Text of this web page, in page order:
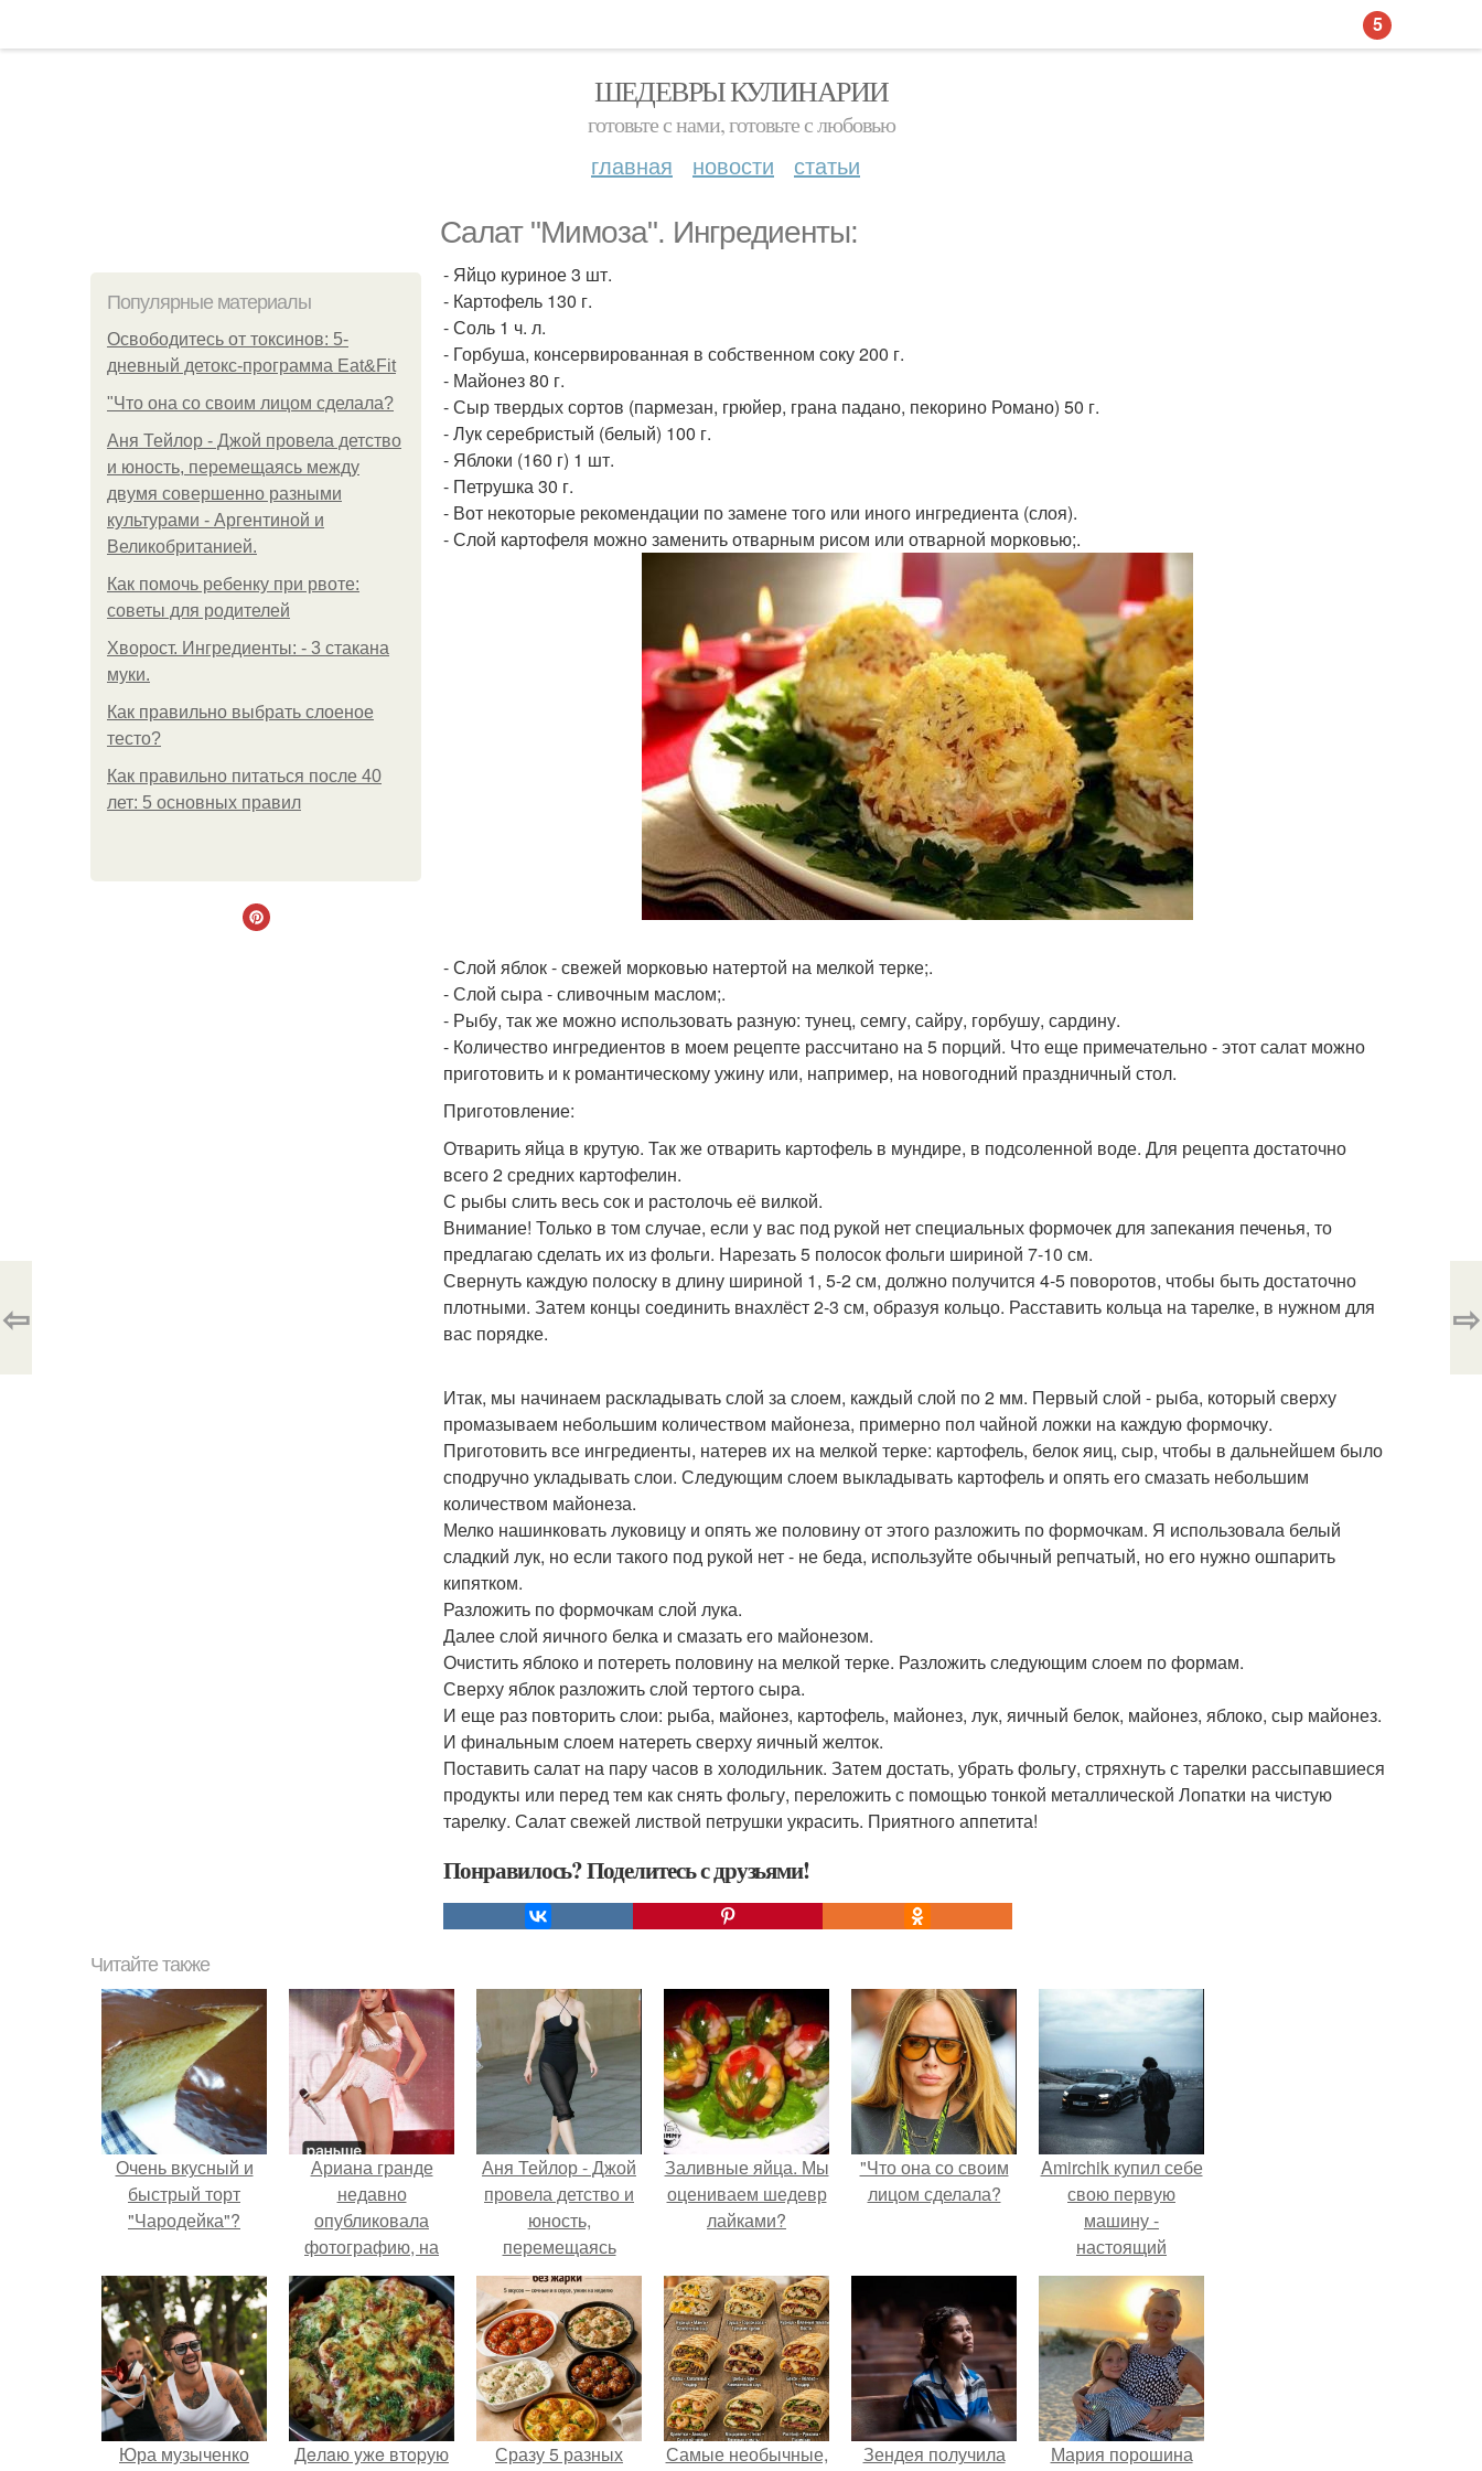
ШЕДЕВРЫ КУЛИНАРИИ
готовьте с нами, готовьте с любовью
главная новости статьи
Салат "Мимоза". Ингредиенты:
Популярные материалы
Освободитесь от токсинов: 5-
дневный детокс-программа Eat&Fit
"Что она со своим лицом сделала?
Аня Тейлор - Джой провела детство
и юность, перемещаясь между
двумя совершенно разными
культурами - Аргентиной и
Великобританией.
Как помочь ребенку при рвоте:
советы для родителей
Хворост. Ингредиенты: - 3 стакана
муки.
Как правильно выбрать слоеное
тесто?
Как правильно питаться после 40
лет: 5 основных правил
- Яйцо куриное 3 шт.
- Картофель 130 г.
- Соль 1 ч. л.
- Горбуша, консервированная в собственном соку 200 г.
- Майонез 80 г.
- Сыр твердых сортов (пармезан, грюйер, грана падано, пекорино Романо) 50 г.
- Лук серебристый (белый) 100 г.
- Яблоки (160 г) 1 шт.
- Петрушка 30 г.
- Вот некоторые рекомендации по замене того или иного ингредиента (слоя).
- Слой картофеля можно заменить отварным рисом или отварной морковью;.
- Слой яблок - свежей морковью натертой на мелкой терке;.
- Слой сыра - сливочным маслом;.
- Рыбу, так же можно использовать разную: тунец, семгу, сайру, горбушу, сардину.
- Количество ингредиентов в моем рецепте рассчитано на 5 порций. Что еще примечательно - этот салат можно
приготовить и к романтическому ужину или, например, на новогодний праздничный стол.
Приготовление:
Отварить яйца в крутую. Так же отварить картофель в мундире, в подсоленной воде. Для рецепта достаточно
всего 2 средних картофелин.
С рыбы слить весь сок и растолочь её вилкой.
Внимание! Только в том случае, если у вас под рукой нет специальных формочек для запекания печенья, то
предлагаю сделать их из фольги. Нарезать 5 полосок фольги шириной 7-10 см.
Свернуть каждую полоску в длину шириной 1, 5-2 см, должно получится 4-5 поворотов, чтобы быть достаточно
плотными. Затем концы соединить внахлёст 2-3 см, образуя кольцо. Расставить кольца на тарелке, в нужном для
вас порядке.
Итак, мы начинаем раскладывать слой за слоем, каждый слой по 2 мм. Первый слой - рыба, который сверху
промазываем небольшим количеством майонеза, примерно пол чайной ложки на каждую формочку.
Приготовить все ингредиенты, натерев их на мелкой терке: картофель, белок яиц, сыр, чтобы в дальнейшем было
сподручно укладывать слои. Следующим слоем выкладывать картофель и опять его смазать небольшим
количеством майонеза.
Мелко нашинковать луковицу и опять же половину от этого разложить по формочкам. Я использовала белый
сладкий лук, но если такого под рукой нет - не беда, используйте обычный репчатый, но его нужно ошпарить
кипятком.
Разложить по формочкам слой лука.
Далее слой яичного белка и смазать его майонезом.
Очистить яблоко и потереть половину на мелкой терке. Разложить следующим слоем по формам.
Сверху яблок разложить слой тертого сыра.
И еще раз повторить слои: рыба, майонез, картофель, майонез, лук, яичный белок, майонез, яблоко, сыр майонез.
И финальным слоем натереть сверху яичный желток.
Поставить салат на пару часов в холодильник. Затем достать, убрать фольгу, стряхнуть с тарелки рассыпавшиеся
продукты или перед тем как снять фольгу, переложить с помощью тонкой металлической Лопатки на чистую
тарелку. Салат свежей листвой петрушки украсить. Приятного аппетита!
Понравилось? Поделитесь с друзьями!
⇦ ⇨
Читайте также
Очень вкусный и
быстрый торт
"Чародейка"?
Ариана гранде
недавно
опубликовала
фотографию, на
которой она
запечатлена вместе
с одной из своих
поклонниц.
Аня Тейлор - Джой
провела детство и
юность,
перемещаясь
между двумя
совершенно
разными
культурами -
Аргентиной и
Великобританией.
Заливные яйца. Мы
оцениваем шедевр
лайками?
"Что она со своим
лицом сделала?
Amirchik купил себе
свою первую
машину -
настоящий
автомобиль мечты
для многих
автолюбителей.
Юра музыченко
Дeлaю yжe втopую
Сразу 5 разных
Самые необычные,
Зендея получила
Мария порошина
5